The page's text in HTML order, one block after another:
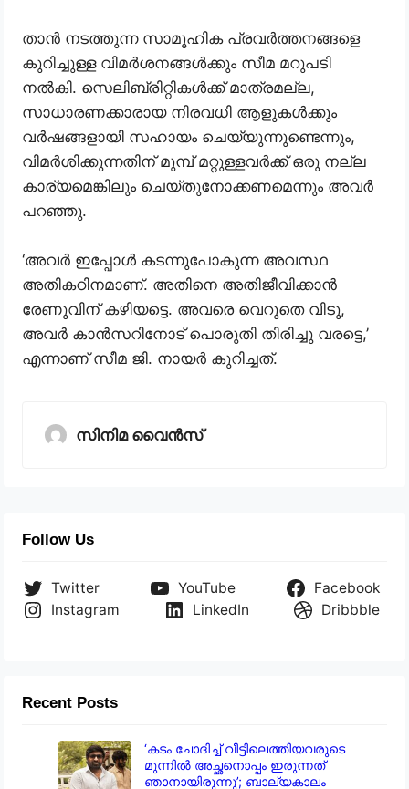
താൻ നടത്തുന്ന സാമൂഹിക പ്രവർത്തനങ്ങളെ
കുറിച്ചുള്ള വിമർശനങ്ങൾക്കും സീമ മറുപടി
നൽകി. സെലിബ്രിറ്റികൾക്ക് മാത്രമല്ല,
സാധാരണക്കാരായ നിരവധി ആളുകൾക്കും
വർഷങ്ങളായി സഹായം ചെയ്യുന്നുണ്ടെന്നും,
വിമർശിക്കുന്നതിന് മുമ്പ് മറ്റുള്ളവർക്ക് ഒരു നല്ല
കാര്യമെങ്കിലും ചെയ്തുനോക്കണമെന്നും അവർ
പറഞ്ഞു.
‘അവർ ഇപ്പോൾ കടന്നുപോകുന്ന അവസ്ഥ
അതികഠിനമാണ്. അതിനെ അതിജീവിക്കാൻ
രേണുവിന് കഴിയട്ടെ. അവരെ വെറുതെ വിടൂ,
അവർ കാൻസറിനോട് പൊരുതി തിരിച്ചു വരട്ടെ,’
എന്നാണ് സീമ ജി. നായർ കുറിച്ചത്.
സിനിമ വൈൻസ്
Follow Us
Twitter YouTube
Facebook
Instagram
LinkedIn Dribbble
Recent Posts
‘കടം ചോദിച്ച് വീട്ടിലെത്തിയവരുടെ
മുന്നിൽ അച്ഛനൊപ്പം ഇരുന്നത്
ഞാനായിരുന്നു’; ബാല്യകാലം